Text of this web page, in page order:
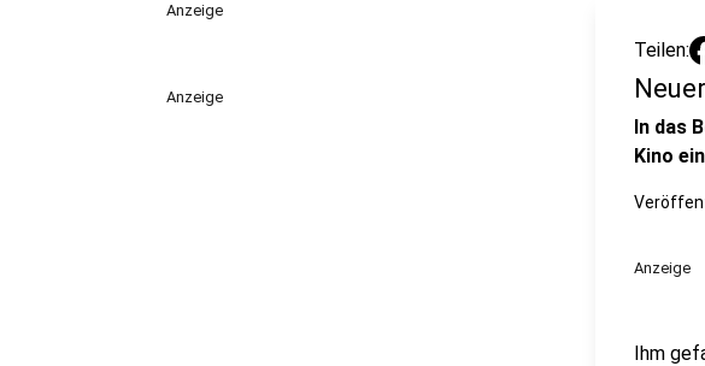
Anzeige
Anzeige
Teilen:
In das
Kino
Anzeige
Ihm